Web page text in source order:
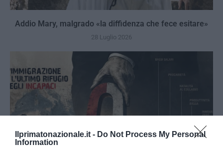
Ilprimatonazionale.it - Do Not Process My Personal
Information
Addio Mary, malgrado «la diffidenza che fece esitare»
28 Luglio 2026